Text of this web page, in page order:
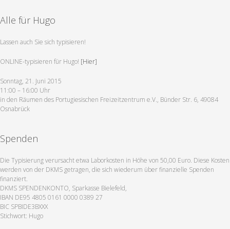
Alle für Hugo
Lassen auch Sie sich typisieren!
ONLINE-typisieren für Hugo! [Hier]
Sonntag, 21. Juni 2015
11:00 – 16:00 Uhr
in den Räumen des Portugiesischen Freizeitzentrum e.V., Bünder Str. 6, 49084
Osnabrück
Spenden
Die Typisierung verursacht etwa Laborkosten in Höhe von 50,00 Euro. Diese Kosten
werden von der DKMS getragen, die sich wiederum über finanzielle Spenden
finanziert.
DKMS SPENDENKONTO, Sparkasse Bielefeld,
IBAN DE95 4805 0161 0000 0389 27
BIC SPBIDE3BXXX
Stichwort: Hugo